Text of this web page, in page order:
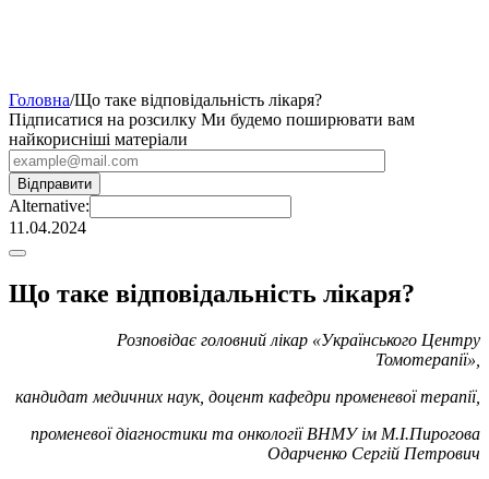
Головна/Що таке відповідальність лікаря?
Підписатися на розсилку Ми будемо поширювати вам
найкорисніші матеріали
Alternative:
11.04.2024
Що таке відповідальність лікаря?
Розповідає головний лікар «Українського Центру
Томотерапії»,
кандидат медичних наук, доцент кафедри променевої терапії,
променевої діагностики та онкології ВНМУ ім М.І.Пирогова
Одарченко Сергій Петрович